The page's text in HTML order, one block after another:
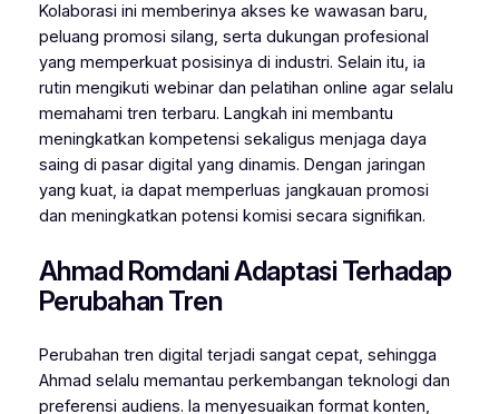
Kolaborasi ini memberinya akses ke wawasan baru,
peluang promosi silang, serta dukungan profesional
yang memperkuat posisinya di industri. Selain itu, ia
rutin mengikuti webinar dan pelatihan online agar selalu
memahami tren terbaru. Langkah ini membantu
meningkatkan kompetensi sekaligus menjaga daya
saing di pasar digital yang dinamis. Dengan jaringan
yang kuat, ia dapat memperluas jangkauan promosi
dan meningkatkan potensi komisi secara signifikan.
Ahmad Romdani Adaptasi Terhadap
Perubahan Tren
Perubahan tren digital terjadi sangat cepat, sehingga
Ahmad selalu memantau perkembangan teknologi dan
preferensi audiens. Ia menyesuaikan format konten,